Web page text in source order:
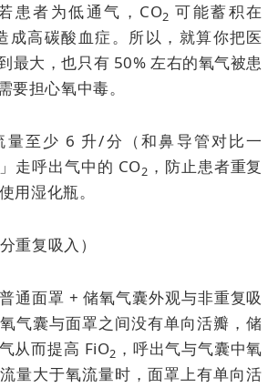
患者为低通气，CO2 可能蓄积在
成高碳酸血症。所以，就算你把医
最大，也只有 50% 左右的氧气被患
要担心氧中毒。
量至少 6 升/分（和鼻导管对比一
走呼出气中的 CO2 ，防止患者重复
用湿化瓶。
重复吸入）
通面罩 + 储氧气囊外观与非重复吸
气囊与面罩之间没有单向活瓣，储
从而提高 FiO2 ，呼出气与气囊中氧
量大于氧流量时，面罩上有单向活